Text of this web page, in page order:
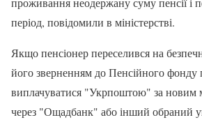
період, повідомили в міністерстві.
Якщо пенсіонер переселився на
його зверненням до Пенсійного фонду
виплачуватися "Укрпоштою" за новим
через "Ощадбанк" або інший обраний